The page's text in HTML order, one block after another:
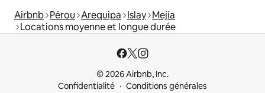
Airbnb Pérou Arequipa Islay Mejía
Locations moyenne et longue durée
© 2026 Airbnb, Inc.
Confidentialité
Conditions générales